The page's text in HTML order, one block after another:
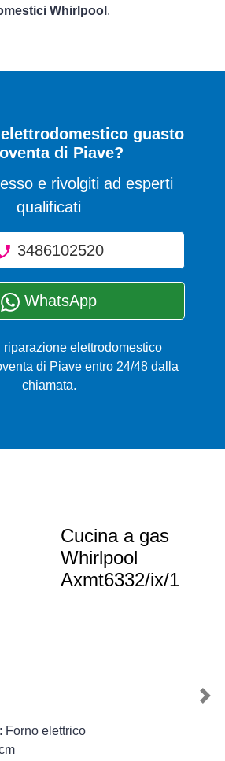
Whirlpool .
guasto
di Piave?
e rivolgiti ad esperti
qualificati
3486102520
WhatsApp
riparazione elettrodomestico
di Piave entro 24/48 dalla
chiamata.
Cucina a gas
Whirlpool
Axmt6332/ix/1
Forno elettrico